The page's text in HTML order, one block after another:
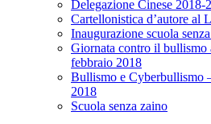
Delegazione Cinese 2018-
Cartellonistica d’autore al
Inaugurazione scuola
Giornata contro il bullismo
febbraio 2018
Bullismo e Cyberbullismo
2018
Scuola senza zaino